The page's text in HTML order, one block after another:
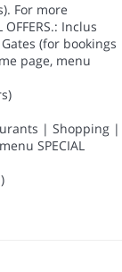
For more
Inclus
(for bookings
page, menu
| Shopping |
SPECIAL